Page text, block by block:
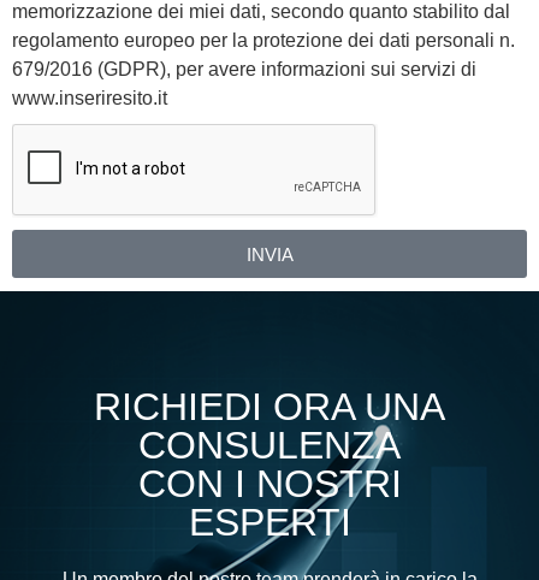
memorizzazione dei miei dati, secondo quanto stabilito dal
regolamento europeo per la protezione dei dati personali n.
679/2016 (GDPR), per avere informazioni sui servizi di
www.inseriresito.it
INVIA
Alternative:
RICHIEDI ORA UNA
CONSULENZA
CON I NOSTRI
ESPERTI